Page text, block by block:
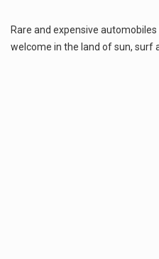
Rare and expensive
welcome in the land of sun, surf